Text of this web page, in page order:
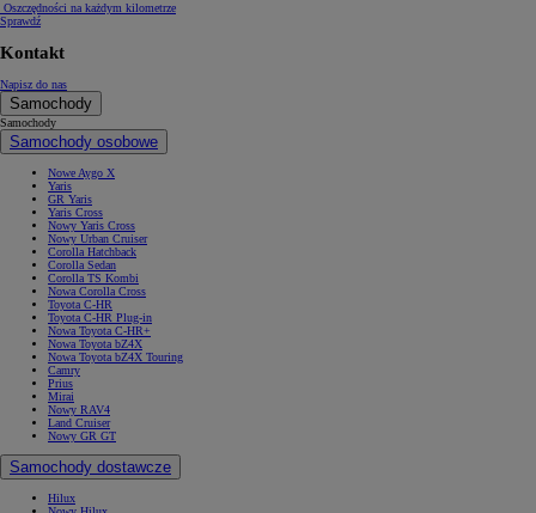
Oszczędności na każdym kilometrze
Sprawdź
Kontakt
Napisz do nas
Samochody
Samochody
Samochody osobowe
Nowe Aygo X
Yaris
GR Yaris
Yaris Cross
Nowy Yaris Cross
Nowy Urban Cruiser
Corolla Hatchback
Corolla Sedan
Corolla TS Kombi
Nowa Corolla Cross
Toyota C-HR
Toyota C-HR Plug-in
Nowa Toyota C-HR+
Nowa Toyota bZ4X
Nowa Toyota bZ4X Touring
Camry
Prius
Mirai
Nowy RAV4
Land Cruiser
Nowy GR GT
Samochody dostawcze
Hilux